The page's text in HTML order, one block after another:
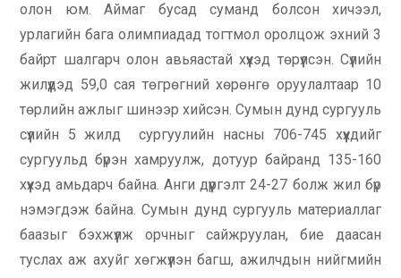
олон юм. Аймаг бусад суманд болсон хичээл,
урлагийн бага олимпиадад тогтмол оролцож эхний 3
байрт шалгарч олон авьяастай хүүхэд төрүүлсэн. Сүүлийн
жилүүдэд 59,0 сая төгрөгний хөрөнгө оруулалтаар 10
төрлийн ажлыг шинээр хийсэн. Сумын дунд сургууль
сүүлийн 5 жилд сургуулийн насны 706-745 хүүхдийг
сургуульд бүрэн хамруулж, дотуур байранд 135-160
хүүхэд амьдарч байна. Анги дүүргэлт 24-27 болж жил бүр
нэмэгдэж байна. Сумын дунд сургууль материаллаг
баазыг бэхжүүлж орчныг сайжруулан, бие даасан
туслах аж ахуйг хөгжүүлэн багш, ажилчдын нийгмийн